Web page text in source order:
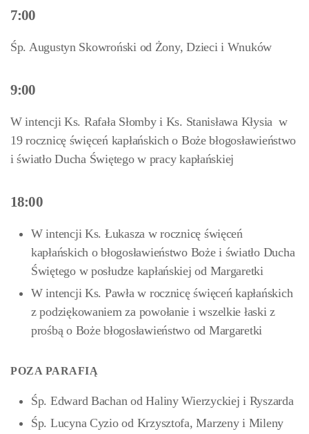
7:00
Śp. Augustyn Skowroński od Żony, Dzieci i Wnuków
9:00
W intencji Ks. Rafała Słomby i Ks. Stanisława Kłysia w
19 rocznicę święceń kapłańskich o Boże błogosławieństwo
i światło Ducha Świętego w pracy kapłańskiej
18:00
W intencji Ks. Łukasza w rocznicę święceń
kapłańskich o błogosławieństwo Boże i światło Ducha
Świętego w posłudze kapłańskiej od Margaretki
W intencji Ks. Pawła w rocznicę święceń kapłańskich
z podziękowaniem za powołanie i wszelkie łaski z
prośbą o Boże błogosławieństwo od Margaretki
POZA PARAFIĄ
Śp. Edward Bachan od Haliny Wierzyckiej i Ryszarda
Śp. Lucyna Cyzio od Krzysztofa, Marzeny i Mileny